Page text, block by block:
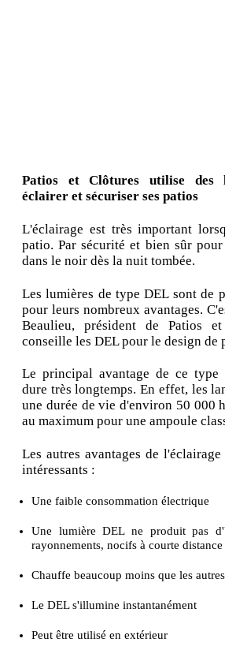
Patios et Clôtures utilise des
éclairer et sécuriser ses patios
L'éclairage est très important
patio. Par sécurité et bien sûr
dans le noir dès la nuit tombée.
Les lumières de type DEL sont de
pour leurs nombreux avantages.
Beaulieu, président de Patios
conseille les DEL pour le design de
Le principal avantage de ce type
dure très longtemps. En effet, les
une durée de vie d'environ 50 000
au maximum pour une ampoule
Les autres avantages de
intéressants :
Une faible consommation électrique
Une lumière DEL ne produit pas
rayonnements, nocifs à courte distance
Chauffe beaucoup moins que les
Le DEL s'illumine instantanément
Peut être utilisé en extérieur